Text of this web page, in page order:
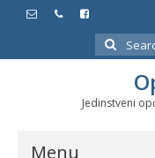
Search
for:
Jedinstveni
Menu